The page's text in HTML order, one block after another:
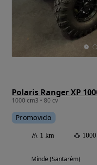
Polaris Ranger XP
1000 cm3 • 80 cv
Promovido
1 km
Minde (Santarém)